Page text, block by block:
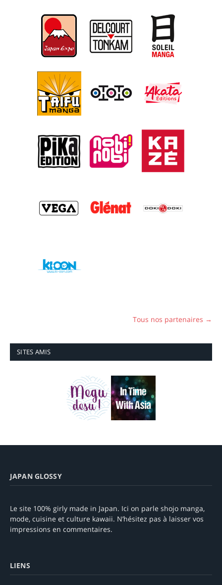
Tous nos partenaires →
SITES AMIS
JAPAN GLOSSY
Le site 100% girly made in Japan. Ici on parle shojo manga,
mode, cuisine et culture kawaii. N’hésitez pas à laisser vos
impressions en commentaires.
LIENS